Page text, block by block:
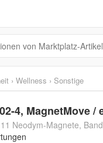
› Wellness › Sonstige
4, MagnetMove
Neodym-Magnete,